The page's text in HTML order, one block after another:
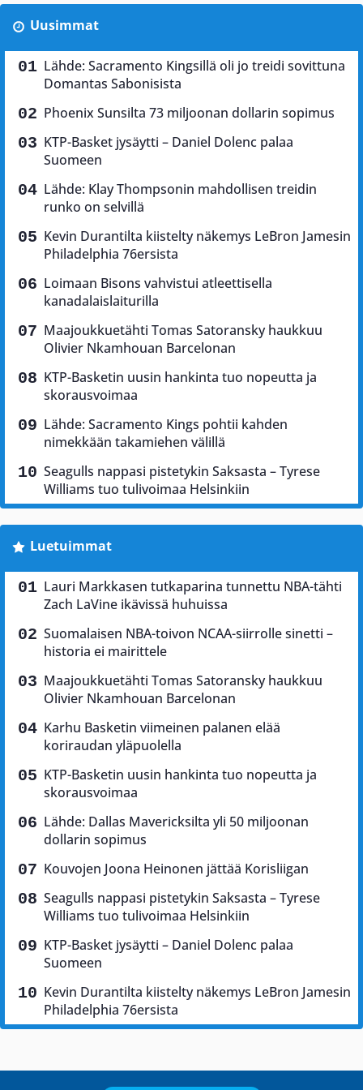
Uusimmat
Lähde: Sacramento Kingsillä oli jo treidi sovittuna
Domantas Sabonisista
Phoenix Sunsilta 73 miljoonan dollarin sopimus
KTP-Basket jysäytti – Daniel Dolenc palaa
Suomeen
Lähde: Klay Thompsonin mahdollisen treidin
runko on selvillä
Kevin Durantilta kiistelty näkemys LeBron Jamesin
Philadelphia 76ersista
Loimaan Bisons vahvistui atleettisella
kanadalaislaiturilla
Maajoukkuetähti Tomas Satoransky haukkuu
Olivier Nkamhouan Barcelonan
KTP-Basketin uusin hankinta tuo nopeutta ja
skorausvoimaa
Lähde: Sacramento Kings pohtii kahden
nimekkään takamiehen välillä
Seagulls nappasi pistetykin Saksasta – Tyrese
Williams tuo tulivoimaa Helsinkiin
Luetuimmat
Lauri Markkasen tutkaparina tunnettu NBA-tähti
Zach LaVine ikävissä huhuissa
Suomalaisen NBA-toivon NCAA-siirrolle sinetti –
historia ei mairittele
Maajoukkuetähti Tomas Satoransky haukkuu
Olivier Nkamhouan Barcelonan
Karhu Basketin viimeinen palanen elää
koriraudan yläpuolella
KTP-Basketin uusin hankinta tuo nopeutta ja
skorausvoimaa
Lähde: Dallas Mavericksilta yli 50 miljoonan
dollarin sopimus
Kouvojen Joona Heinonen jättää Korisliigan
Seagulls nappasi pistetykin Saksasta – Tyrese
Williams tuo tulivoimaa Helsinkiin
KTP-Basket jysäytti – Daniel Dolenc palaa
Suomeen
Kevin Durantilta kiistelty näkemys LeBron Jamesin
Philadelphia 76ersista